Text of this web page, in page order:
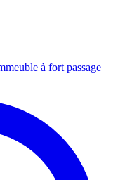
à fort passage